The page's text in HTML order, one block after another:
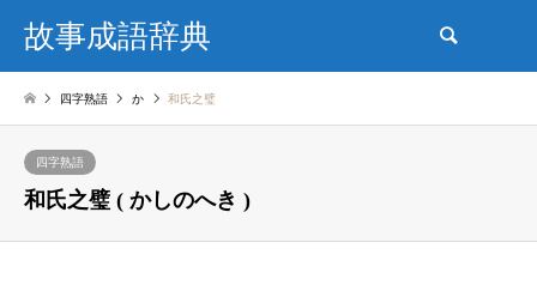
故事成語辞典
四字熟語 か 和氏之璧
四字熟語
和氏之璧 ( かしのへき )